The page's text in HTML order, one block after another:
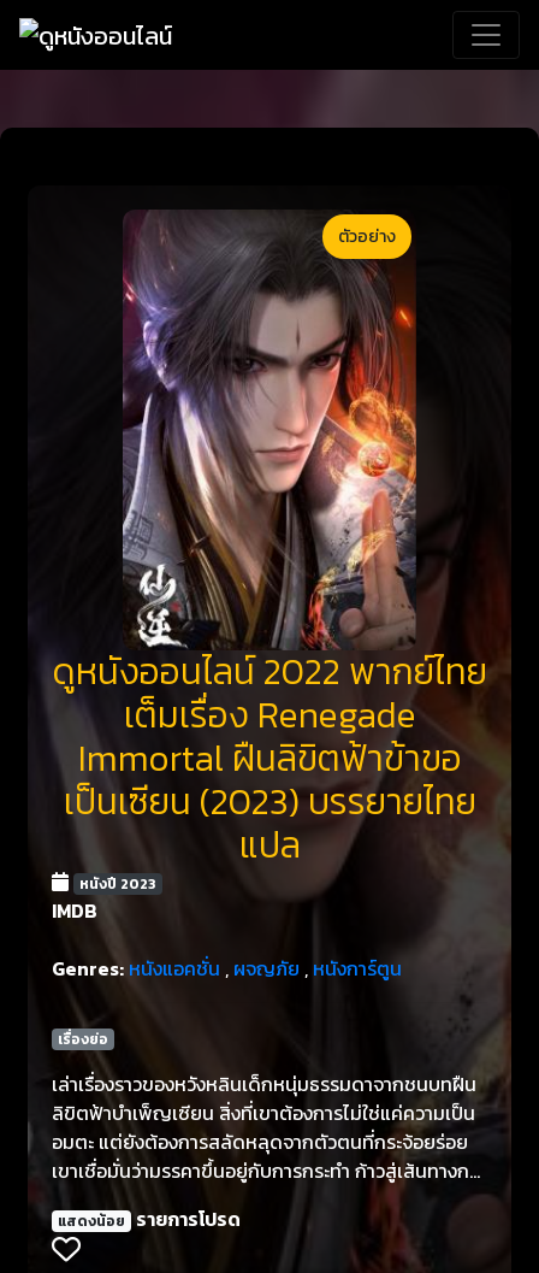
ตัวอย่าง
ดูหนังออนไลน์ 2022 พากย์ไทย
เต็มเรื่อง Renegade
Immortal ฝืนลิขิตฟ้าข้าขอ
เป็นเซียน (2023) บรรยายไทย
แปล
หนังปี 2023
IMDB
Genres: หนังแอคชั่น , ผจญภัย , หนังการ์ตูน
เรื่องย่อ
เล่าเรื่องราวของหวังหลินเด็กหนุ่มธรรมดาจากชนบทฝืน
ลิขิตฟ้าบำเพ็ญเซียน สิ่งที่เขาต้องการไม่ใช่แค่ความเป็น
อมตะ แต่ยังต้องการสลัดหลุดจากตัวตนที่กระจ้อยร่อย
เขาเชื่อมั่นว่ามรรคาขึ้นอยู่กับการกระทำ ก้าวสู่เส้นทางการ
บำเพ็ญด้วยคุณสมบัติธรรมดา ๆ ฝ่าฟันอุปสรรค อาศัย
ความเฉลียวฉลาด ก้าวสู่จุดสุดยอดทีละก้าว ชื่อเสียง
ระบือทั่วโลกแห่งการบำเพ็ญเพียรด้วยกำลังของตัวเอง
แสดงน้อย รายการโปรด